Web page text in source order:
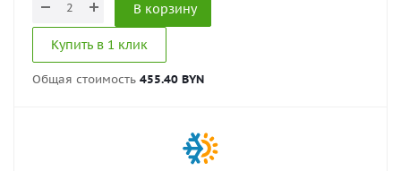
В корзину
Купить в 1 клик
Общая стоимость 455.40 BYN